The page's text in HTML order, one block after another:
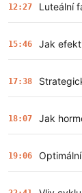
12:27 Luteální
15:46 Jak
17:38
18:07 Jak
19:06